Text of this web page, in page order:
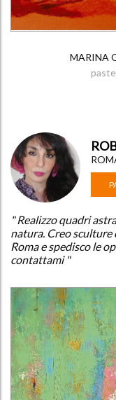
MARINA
" Realizzo quadri
natura. Creo sculture
Roma e spedisco le
contattami "